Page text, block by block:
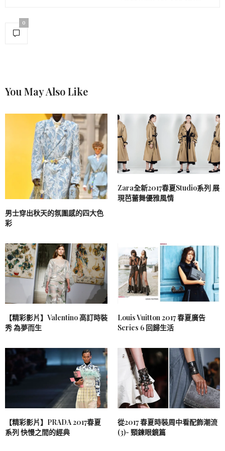
0
You May Also Like
男士穿出秋天的氛圍感的四大色
彩
Zara全新2017春夏Studio系列 展
現芭蕾舞優雅風情
【精彩影片】Valentino 高訂時裝
秀 為夢而生
Louis Vuitton 2017 春夏廣告
Series 6 回歸生活
【精彩影片】PRADA 2017春夏
系列 快慢之間的經典
從2017 春夏時裝周中看配飾潮流
(3)- 頸鍊眼鏡篇